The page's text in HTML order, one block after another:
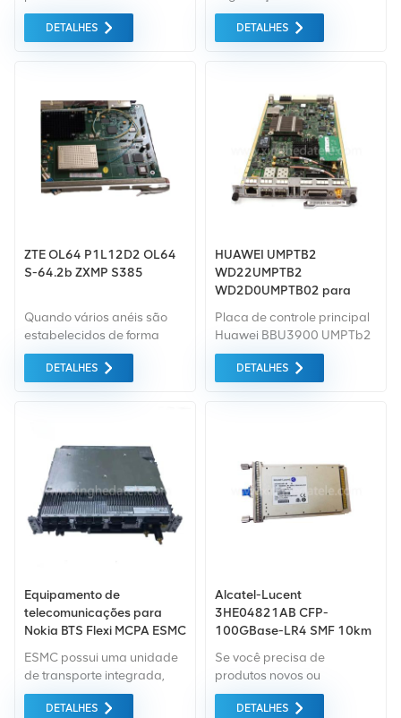
renovados, leva em
consideração garantia
apenas equipamentos de
qualidade e proteção
ambiental. Tudo isso é
fornecido ao melhor preço
possível.
DETALHES
produtos, profissional,
ecologicamente correto,
embalagem eficientes
DETALHES
ZTE OL64 P1L12D2 OL64
S-64.2b ZXMP S385
Quando vários anéis são
estabelecidos de forma
flexível, as placas de linha
podem ser configuradas
slots, e a configuração e o
podem ser otimizado
facilmente para melhorar a
flexibilidade da rede.
DETALHES
HUAWEI UMPTB2
WD22UMPTB2
WD2D0UMPTB02 para
BBU3910
Placa de controle principal
Huawei BBU3900 UMPTb2
WD200UMPTB02
DETALHES
Equipamento de
telecomunicações para
Nokia BTS Flexi MCPA ESMC
ESMC possui uma unidade
de transporte integrada,
que fornece a função de
transferência de interface
DETALHES
Alcatel-Lucent
3HE04821AB CFP-
100GBase-LR4 SMF 10km
FTLC1182RDNL-A5
Se você precisa de
produtos novos ou
renovados, leva em
consideração garantia
DETALHES